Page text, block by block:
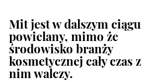
Mit jest w dalszym ciągu
powielany, mimo że
środowisko branży
kosmetycznej cały czas z
nim walczy.